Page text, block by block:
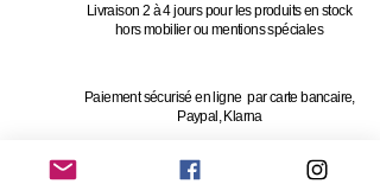
Livraison 2 à 4 jours pour les produits en stock
hors mobilier ou mentions spéciales
Paiement sécurisé en ligne par carte bancaire,
Paypal, Klarna
Vous avez 14 jours pour changer d'avis